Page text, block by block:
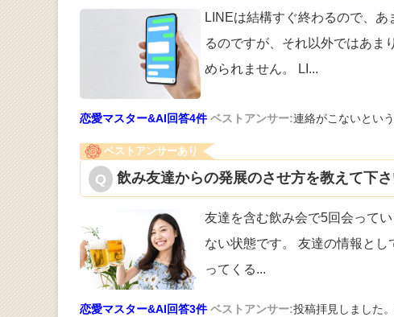
LINEは結構すぐ終わるので、
るのですが、それ以外ではあま
められません。 LI ...
恋愛マスター&AI回答4件 ベストアンサー:連絡がこないとい
ベストアンサーあり
飲み友達からの発展のさせ方を教えて下さ
友達を含む飲み会で5回会って
ない状態です。 友達の情報と
ってくる...
恋愛マスター&AI回答3件 ベストアンサー:投稿拝見しました